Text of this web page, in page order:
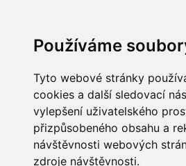
Používáme
Tyto webové stránky
cookies a další sledovací
vylepšení uživatelského
přizpůsobeného obsahu a
návštěvnosti webových
zdroje návštěvnosti.